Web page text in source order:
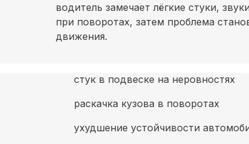
водитель замечает лёгкие стуки,
при поворотах, затем проблема
движения.
стук в подвеске на неровностях
раскачка кузова в поворотах
ухудшение устойчивости